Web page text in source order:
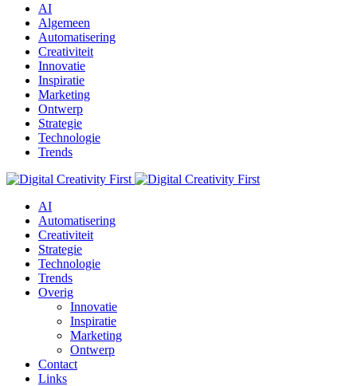
AI
Algemeen
Automatisering
Creativiteit
Innovatie
Inspiratie
Marketing
Ontwerp
Strategie
Technologie
Trends
AI
Automatisering
Creativiteit
Strategie
Technologie
Trends
Overig
Innovatie
Inspiratie
Marketing
Ontwerp
Contact
Links